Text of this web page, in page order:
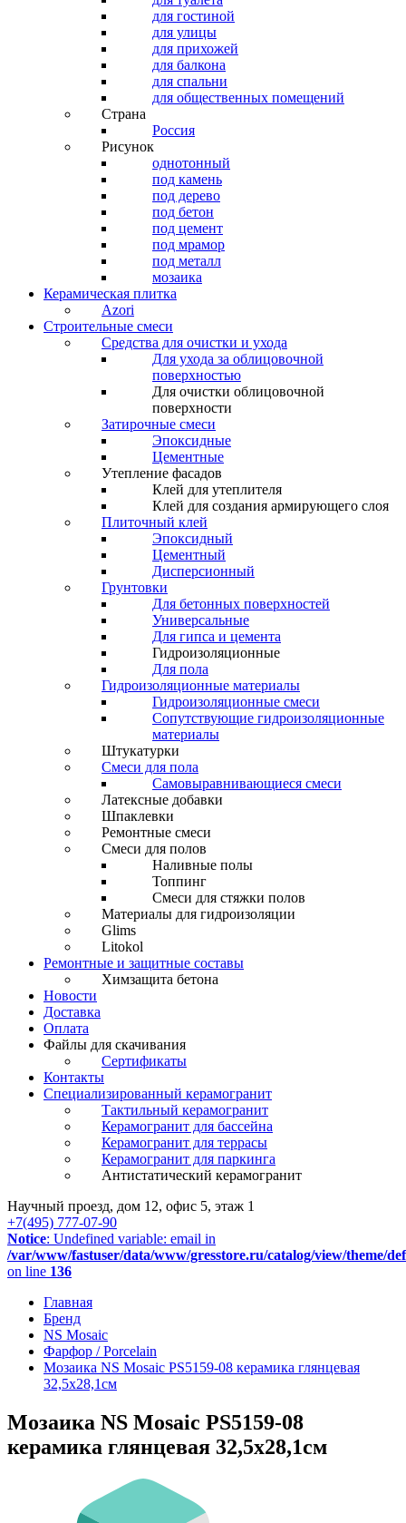
для гостиной
для улицы
для прихожей
для балкона
для спальни
для общественных помещений
Страна
Россия
Рисунок
однотонный
под камень
под дерево
под бетон
под цемент
под мрамор
под металл
мозаика
Керамическая плитка
Azori
Строительные смеси
Средства для очистки и ухода
Для ухода за облицовочной
поверхностью
Для очистки облицовочной
поверхности
Затирочные смеси
Эпоксидные
Цементные
Утепление фасадов
Клей для утеплителя
Клей для создания армирующего слоя
Плиточный клей
Эпоксидный
Цементный
Дисперсионный
Грунтовки
Для бетонных поверхностей
Универсальные
Для гипса и цемента
Гидроизоляционные
Для пола
Гидроизоляционные материалы
Гидроизоляционные смеси
Сопутствующие гидроизоляционные
материалы
Штукатурки
Смеси для пола
Самовыравнивающиеся смеси
Латексные добавки
Шпаклевки
Ремонтные смеси
Смеси для полов
Наливные полы
Топпинг
Смеси для стяжки полов
Материалы для гидроизоляции
Glims
Litokol
Ремонтные и защитные составы
Химзащита бетона
Новости
Доставка
Оплата
Файлы для скачивания
Сертификаты
Контакты
Специализированный керамогранит
Тактильный керамогранит
Керамогранит для бассейна
Керамогранит для террасы
Керамогранит для паркинга
Антистатический керамогранит
Научный проезд, дом 12, офис 5, этаж 1
+7(495) 777-07-90
Notice: Undefined variable: email in
/var/www/fastuser/data/www/gresstore.ru/catalog/view/theme/
on line 136
Главная
Бренд
NS Mosaic
Фарфор / Porcelain
Мозаика NS Mosaic PS5159-08 керамика глянцевая
32,5x28,1см
Мозаика NS Mosaic PS5159-08
керамика глянцевая 32,5x28,1см